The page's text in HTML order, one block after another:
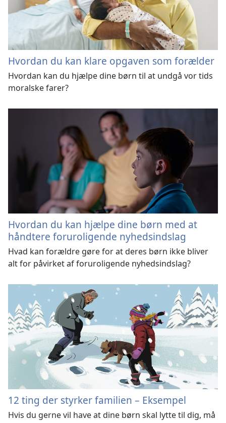
Hvordan du kan klare opgaven som forælder
Hvordan kan du hjælpe dine børn til at undgå vor tids
moralske farer?
Hvordan du kan hjælpe dine børn med at
håndtere foruroligende nyhedsindslag
Hvad kan forældre gøre for at deres børn ikke bliver
alt for påvirket af foruroligende nyhedsindslag?
12 ting der styrker familien – Eksempel
Hvis du gerne vil have at dine børn skal lytte til dig, må